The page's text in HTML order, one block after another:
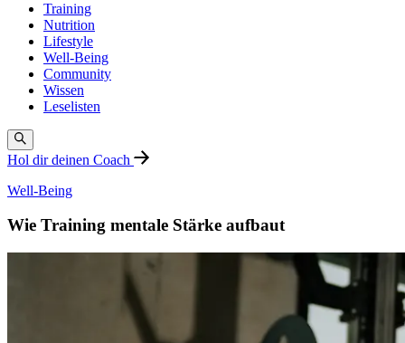
Training
Nutrition
Lifestyle
Well-Being
Community
Wissen
Leselisten
Hol dir deinen Coach
Well-Being
Wie Training mentale Stärke aufbaut